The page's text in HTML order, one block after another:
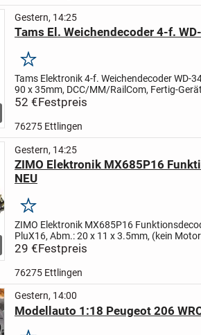
Gestern, 14:25
Tams El. Weichendecoder 4-f.
Merken
Tams Elektronik 4-f. Weichendecoder WD-
90 x 35mm, DCC/MM/RailCom, Fertig-
Ansteuerung von max. 4 motorischen
52 €Festpreis
76275 Ettlingen
Gestern, 14:25
ZIMO Elektronik MX685P16
NEU
Merken
ZIMO Elektronik MX685P16
PluX16, Abm.: 20 x 11 x 3.5mm, (kein
Zweitadresse (CV # 64 bis 68), ungestörter
29 €Festpreis
76275 Ettlingen
Gestern, 14:00
Modellauto 1:18 Peugeot 206